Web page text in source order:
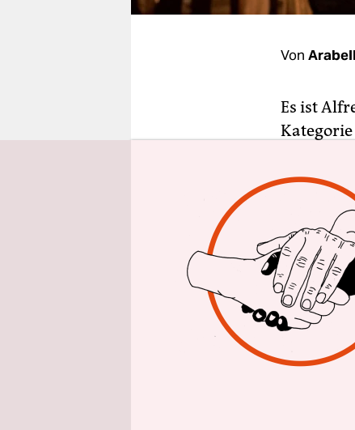
abo
Von
Es ist
Weil er
wurde
heute.
Auch
Warum
Netflix-
Die
keine